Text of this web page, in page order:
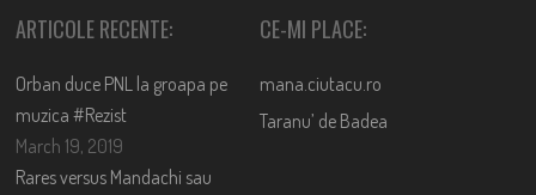
ARTICOLE RECENTE:
Orban duce PNL la groapa pe
muzica #Rezist
March 19, 2019
Rares versus Mandachi sau
CE-MI PLACE:
mana.ciutacu.ro
Taranu’ de Badea